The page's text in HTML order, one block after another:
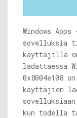
Windows
sovelluksia
käyttäjillä
ladattaessa
0x8004e108
käyttäjien
kun todella